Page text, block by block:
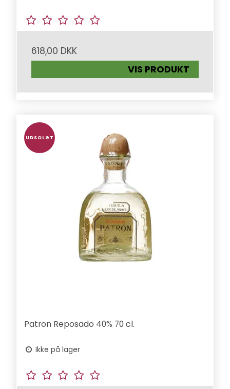
618,00 DKK
VIS PRODUKT
UDSOLGT
Patron Reposado 40% 70 cl.
Ikke på lager